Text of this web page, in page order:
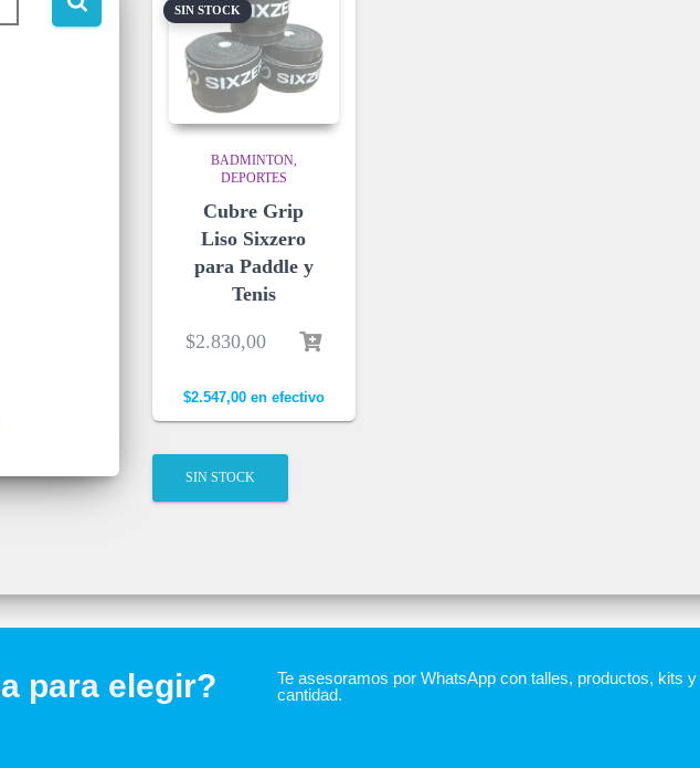
SIN STOCK
BADMINTON
DEPORTES
Cubre Grip
Liso Sixzero
para Paddle y
Tenis
$2.830,00
$2.547,00en efectivo
SIN STOCK
para elegir?
Te asesoramos por WhatsApp con talles, productos, kits
cantidad.